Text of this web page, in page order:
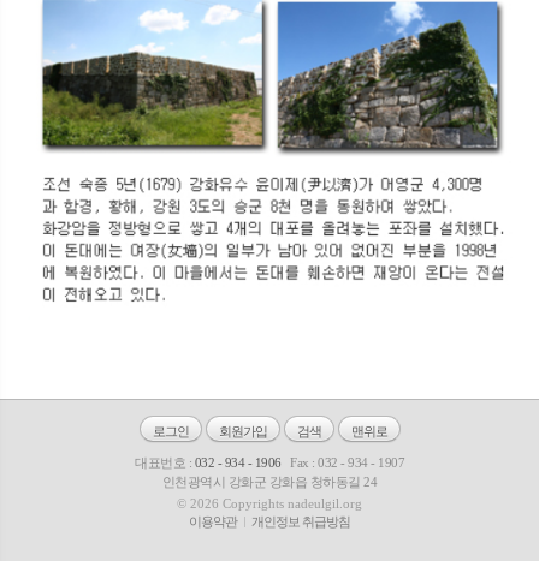
로그인 회원가입 검색 맨위로
대표번호 : 032 - 934 - 1906
Fax : 032 - 934 - 1907
인천광역시 강화군 강화읍 청하동길 24
© 2026 Copyrights nadeulgil.org
이용약관
개인정보 취급방침